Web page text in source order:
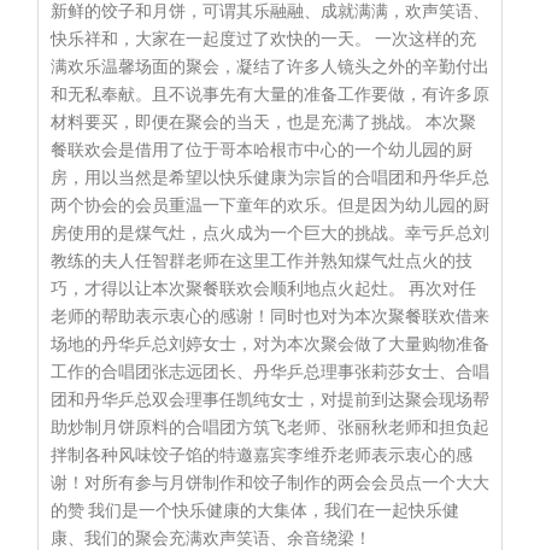
新鲜的饺子和月饼，可谓其乐融融、成就满满，欢声笑语、
快乐祥和，大家在一起度过了欢快的一天。 一次这样的充
满欢乐温馨场面的聚会，凝结了许多人镜头之外的辛勤付出
和无私奉献。且不说事先有大量的准备工作要做，有许多原
材料要买，即便在聚会的当天，也是充满了挑战。 本次聚
餐联欢会是借用了位于哥本哈根市中心的一个幼儿园的厨
房，用以当然是希望以快乐健康为宗旨的合唱团和丹华乒总
两个协会的会员重温一下童年的欢乐。但是因为幼儿园的厨
房使用的是煤气灶，点火成为一个巨大的挑战。幸亏乒总刘
教练的夫人任智群老师在这里工作并熟知煤气灶点火的技
巧，才得以让本次聚餐联欢会顺利地点火起灶。 再次对任
老师的帮助表示衷心的感谢！同时也对为本次聚餐联欢借来
场地的丹华乒总刘婷女士，对为本次聚会做了大量购物准备
工作的合唱团张志远团长、丹华乒总理事张莉莎女士、合唱
团和丹华乒总双会理事任凯纯女士，对提前到达聚会现场帮
助炒制月饼原料的合唱团方筑飞老师、张丽秋老师和担负起
拌制各种风味饺子馅的特邀嘉宾李维乔老师表示衷心的感
谢！对所有参与月饼制作和饺子制作的两会会员点一个大大
的赞 我们是一个快乐健康的大集体，我们在一起快乐健
康、我们的聚会充满欢声笑语、余音绕梁！